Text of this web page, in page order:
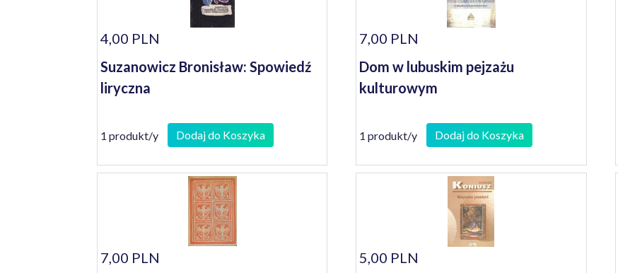
4,00 PLN
Suzanowicz Bronisław: Spowiedź
liryczna
1 produkt/y Dodaj do Koszyka
7,00 PLN
Dom w lubuskim pejzażu
kulturowym
1 produkt/y Dodaj do Koszyka
7,00 PLN
5,00 PLN